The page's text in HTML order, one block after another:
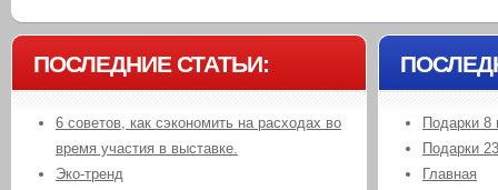
ПОСЛЕДНИЕ СТАТЬИ:
6 советов, как сэкономить на расходах во
время участия в выставке.
Эко-тренд
Подарки 8
Подарки
Главная